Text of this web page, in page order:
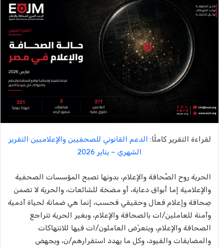
لقراءة التقرير كاملًا: الدعم القانوني للصحفيين والإعلاميين التقرير
الشهري – يناير 2026
الحرية روح الصِّحافة والإعلام، بدونها تصبح المؤسسات الصحفية
والإعلامية إما أبواق دعاية، أو مضخة للشائعات، والحرية لا تضمن
صِحافة وإعلام فعال وحقيقي فحسب، إنما هي ضمانة لحياة آدمية
وآمنة للعاملين/ات بالصحافة والإعلام، وبغير الحرية تتراجع
الصحافة والإعلام، ويتعرّض العاملون/ات فيها للانتهاكات
والمضايقات والقيود، وكل ما يهدد استقرارهم/ن، ويجهض